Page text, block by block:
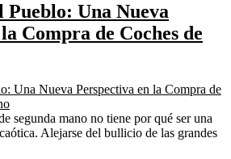
Pueblo: Una Nueva
Compra de Coches de
segunda mano no tiene por qué ser una
Alejarse del bullicio de las grandes